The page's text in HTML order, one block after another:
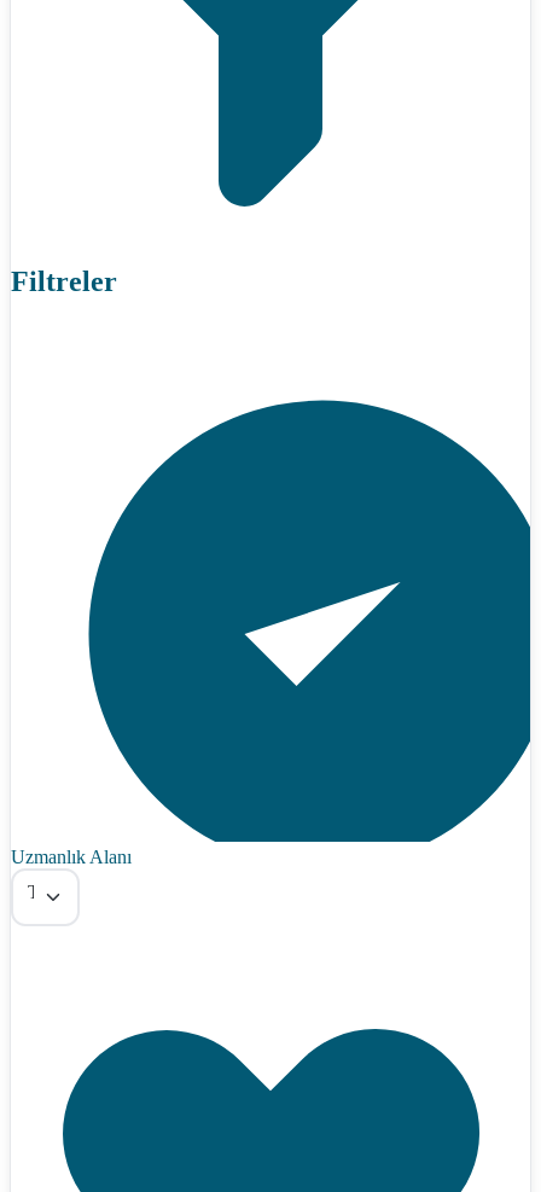
Filtreler
Uzmanlık Alanı
Tümü